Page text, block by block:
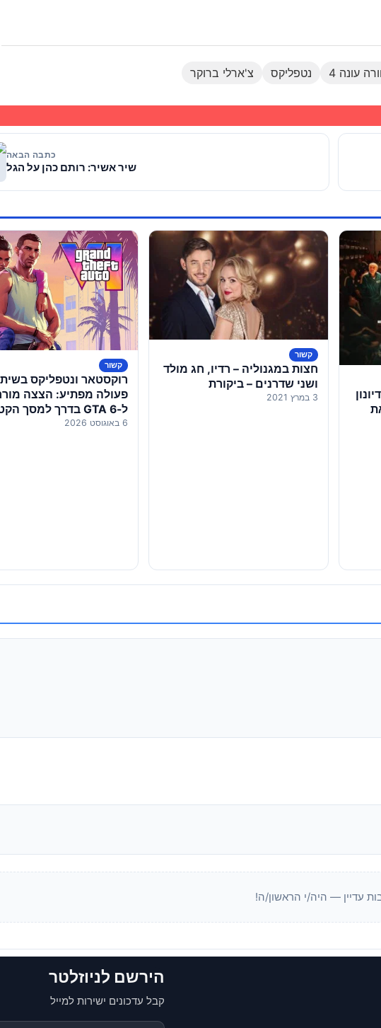
עונה 4 נטפליקס צ'ארלי ברוקר
כתבה הבאה
שיר אשיר: רותם כהן על הגל
קשור
חצות במגנוליה – רדיו, חג מולד
ושני שדרנים – ביקורת
3 במרץ 2021
קשור
רוקסטאר ונטפליקס
פעולה מפתיע: הצצה
ל-GTA 6 בדרך למסך הקטן
6 באוגוסט 2026
עדיין — היה/י הראשון/ה!
הירשם לניוזלטר
קבל עדכונים ישירות למייל